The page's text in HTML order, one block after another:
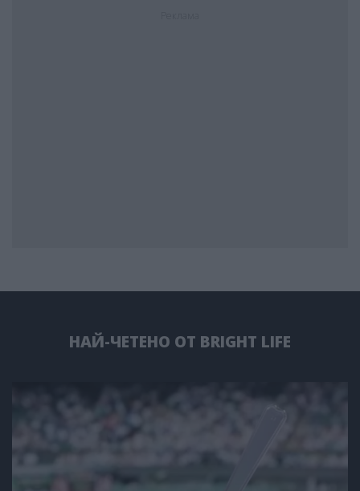
НАЙ-ЧЕТЕНО ОТ BRIGHT LIFE